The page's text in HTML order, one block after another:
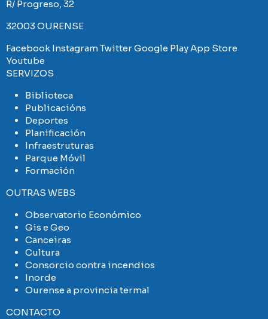
R/ Progreso, 32
32003 OURENSE
Facebook InstagramTwitterGoogle PlayApp Store
Youtube
SERVIZOS
Biblioteca
Publicacións
Deportes
Planificación
Infraestruturas
Parque Móvil
Formación
OUTRAS WEBS
Observatorio Económico
Gis e Geo
Canceiras
Cultura
Consorcio contra incendios
Inorde
Ourense a provincia termal
CONTACTO